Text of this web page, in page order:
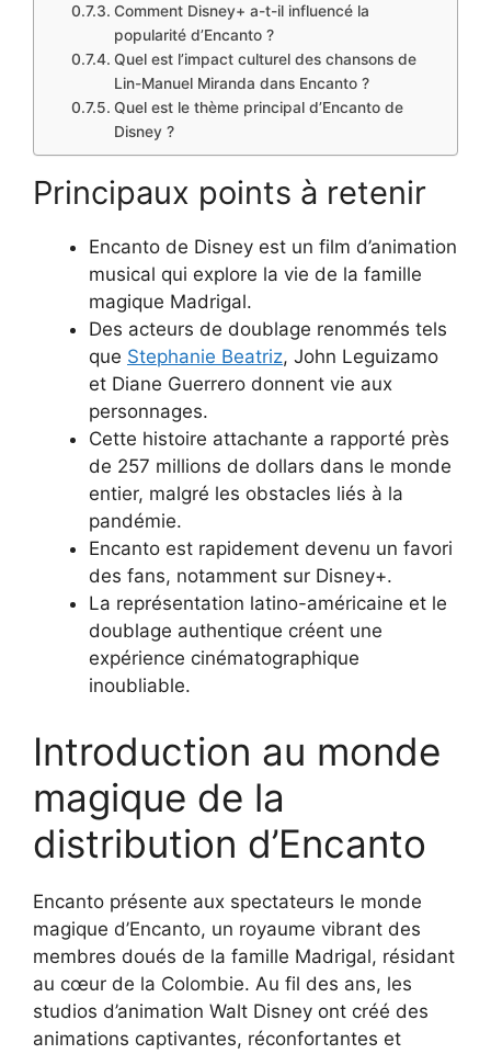
Comment Disney+ a-t-il influencé la
popularité d’Encanto ?
Quel est l’impact culturel des chansons de
Lin-Manuel Miranda dans Encanto ?
Quel est le thème principal d’Encanto de
Disney ?
Principaux points à retenir
Encanto de Disney est un film d’animation
musical qui explore la vie de la famille
magique Madrigal.
Des acteurs de doublage renommés tels
que Stephanie Beatriz, John Leguizamo
et Diane Guerrero donnent vie aux
personnages.
Cette histoire attachante a rapporté près
de 257 millions de dollars dans le monde
entier, malgré les obstacles liés à la
pandémie.
Encanto est rapidement devenu un favori
des fans, notamment sur Disney+.
La représentation latino-américaine et le
doublage authentique créent une
expérience cinématographique
inoubliable.
Introduction au monde
magique de la
distribution d’Encanto
Encanto présente aux spectateurs le monde
magique d’Encanto, un royaume vibrant des
membres doués de la famille Madrigal, résidant
au cœur de la Colombie. Au fil des ans, les
studios d’animation Walt Disney ont créé des
animations captivantes, réconfortantes et